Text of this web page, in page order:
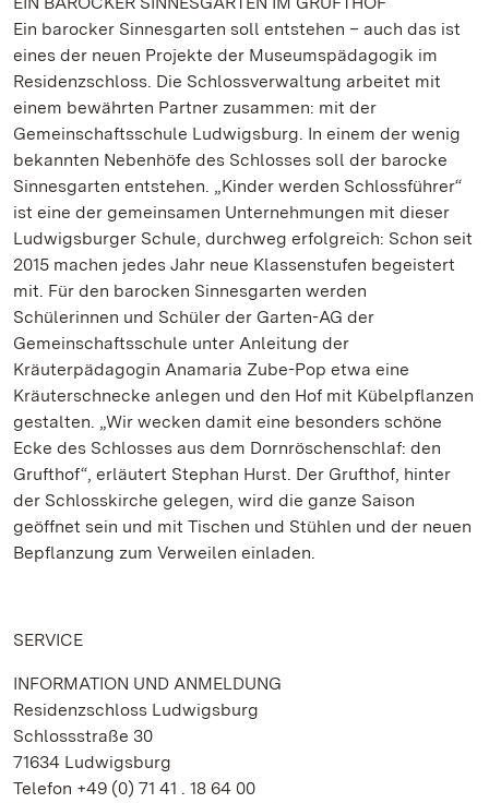
Ein barocker Sinnesgarten soll entstehen – auch das ist
eines der neuen Projekte der Museumspädagogik im
Residenzschloss. Die Schlossverwaltung arbeitet mit
einem bewährten Partner zusammen: mit der
Gemeinschaftsschule Ludwigsburg. In einem der wenig
bekannten Nebenhöfe des Schlosses soll der barocke
Sinnesgarten entstehen. „Kinder werden Schlossführer“
ist eine der gemeinsamen Unternehmungen mit dieser
Ludwigsburger Schule, durchweg erfolgreich: Schon seit
2015 machen jedes Jahr neue Klassenstufen begeistert
mit. Für den barocken Sinnesgarten werden
Schülerinnen und Schüler der Garten-AG der
Gemeinschaftsschule unter Anleitung der
Kräuterpädagogin Anamaria Zube-Pop etwa eine
Kräuterschnecke anlegen und den Hof mit Kübelpflanzen
gestalten. „Wir wecken damit eine besonders schöne
Ecke des Schlosses aus dem Dornröschenschlaf: den
Grufthof“, erläutert Stephan Hurst. Der Grufthof, hinter
der Schlosskirche gelegen, wird die ganze Saison
geöffnet sein und mit Tischen und Stühlen und der neuen
Bepflanzung zum Verweilen einladen.
SERVICE
INFORMATION UND ANMELDUNG
Residenzschloss Ludwigsburg
Schlossstraße 30
71634 Ludwigsburg
Telefon +49 (0) 71 41 . 18 64 00